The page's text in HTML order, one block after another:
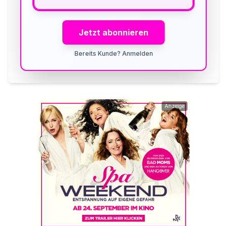
Jetzt abonnieren
Bereits Kunde? Anmelden
Anzeige